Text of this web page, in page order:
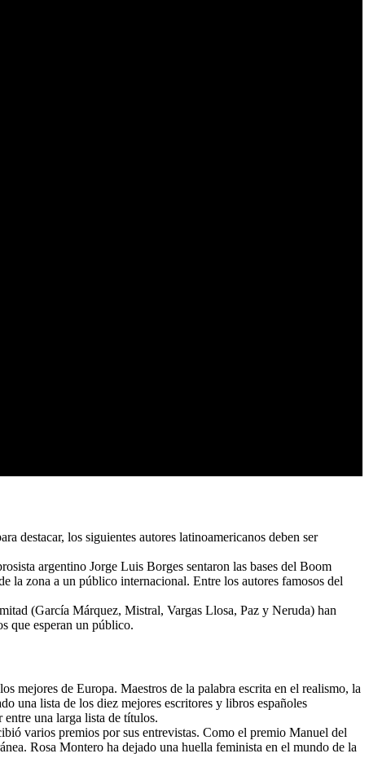
destacar, los siguientes autores latinoamericanos deben ser
argentino Jorge Luis Borges sentaron las bases del Boom
la zona a un público internacional. Entre los autores famosos del
(García Márquez, Mistral, Vargas Llosa, Paz y Neruda) han
que esperan un público.
mejores de Europa. Maestros de la palabra escrita en el realismo, la
una lista de los diez mejores escritores y libros españoles
una larga lista de títulos.
varios premios por sus entrevistas. Como el premio Manuel del
Rosa Montero ha dejado una huella feminista en el mundo de la